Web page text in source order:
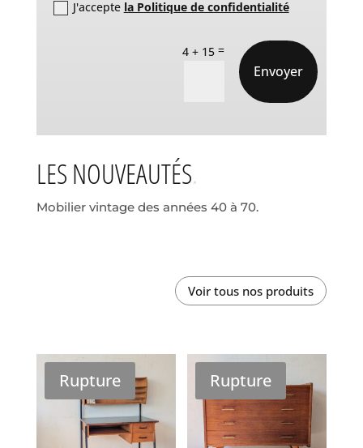
J'accepte la Politique de confidentialité
4 + 15 =
Envoyer
LES NOUVEAUTÉS
Mobilier vintage des années 40 à 70.
Voir tous nos produits
Rupture Rupture